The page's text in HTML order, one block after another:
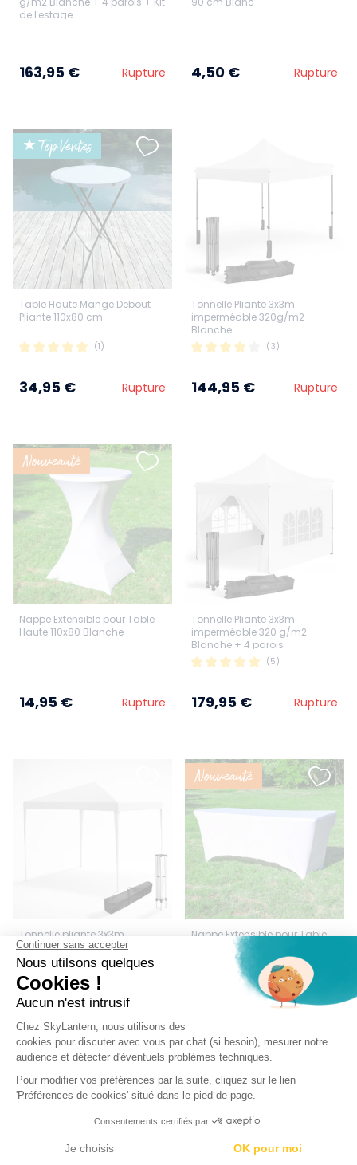
de Lestage
163,95 € Rupture 4,50 € Rupture
Table Haute Mange Debout
Pliante 110x80 cm
(1)
34,95 € Rupture
★ Top Ventes
Tonnelle Pliante 3x3m
imperméable 320g/m2
Blanche
(3)
144,95 € Rupture
Nappe Extensible pour Table
Haute 110x80 Blanche
14,95 € Rupture
Nouveauté
Tonnelle Pliante 3x3m
imperméable 320 g/m2
Blanche + 4 parois
(5)
179,95 € Rupture
Tonnelle pliante 3x3m
160g/m2 Blanche
(1)
99,95 €
Nappe Extensible pour Table
180x74 Blanc
Nouveauté